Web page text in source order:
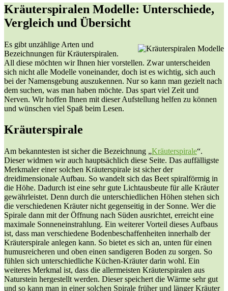
Kräuterspiralen Modelle: Unterschiede,
Vergleich und Übersicht
Es gibt unzählige Arten und
Bezeichnungen für Kräuterspiralen.
All diese möchten wir Ihnen hier vorstellen. Zwar unterscheiden
sich nicht alle Modelle voneinander, doch ist es wichtig, sich auch
bei der Namensgebung auszukennen. Nur so kann man gezielt nach
dem suchen, was man haben möchte. Das spart viel Zeit und
Nerven. Wir hoffen Ihnen mit dieser Aufstellung helfen zu können
und wünschen viel Spaß beim Lesen.
Kräuterspirale
Am bekanntesten ist sicher die Bezeichnung „Kräuterspirale“.
Dieser widmen wir auch hauptsächlich diese Seite. Das auffälligste
Merkmaler einer solchen Kräuterspirale ist sicher der
dreidimensionale Aufbau. So wandelt sich das Beet spiralförmig in
die Höhe. Dadurch ist eine sehr gute Lichtausbeute für alle Kräuter
gewährleistet. Denn durch die unterschiedlichen Höhen stehen sich
die verschiedenen Kräuter nicht gegenseitig in der Sonne. Wer die
Spirale dann mit der Öffnung nach Süden ausrichtet, erreicht eine
maximale Sonneneinstrahlung. Ein weiterer Vorteil dieses Aufbaus
ist, dass man verschiedene Bodenbeschaffenheiten innerhalb der
Kräuterspirale anlegen kann. So bietet es sich an, unten für einen
humusreicheren und oben einen sandigeren Boden zu sorgen. So
fühlen sich unterschiedliche Küchen-Kräuter darin wohl. Ein
weiteres Merkmal ist, dass die allermeisten Kräuterspiralen aus
Naturstein hergestellt werden. Dieser speichert die Wärme sehr gut
und so kann man in einer solchen Spirale früher und länger Kräuter